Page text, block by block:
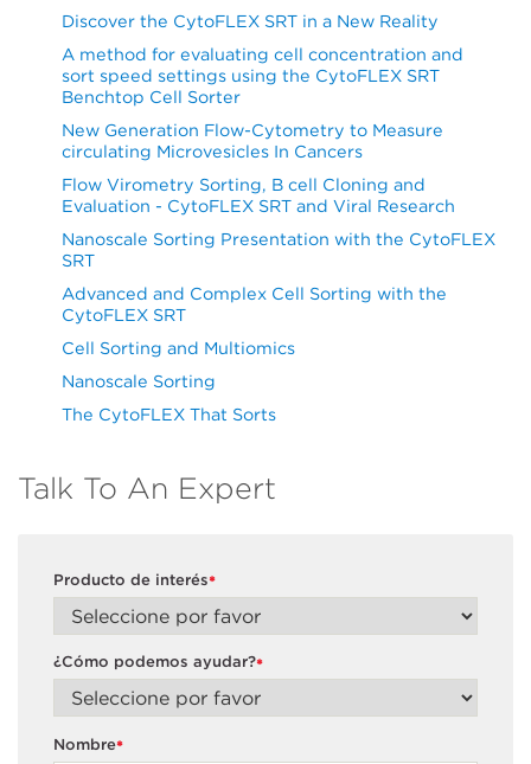
Discover the CytoFLEX SRT in a New Reality
A method for evaluating cell concentration and
sort speed settings using the CytoFLEX SRT
Benchtop Cell Sorter
New Generation Flow-Cytometry to Measure
circulating Microvesicles In Cancers
Flow Virometry Sorting, B cell Cloning and
Evaluation - CytoFLEX SRT and Viral Research
Nanoscale Sorting Presentation with the CytoFLEX
SRT
Advanced and Complex Cell Sorting with the
CytoFLEX SRT
Cell Sorting and Multiomics
Nanoscale Sorting
The CytoFLEX That Sorts
Talk To An Expert
*
Producto de interés
*
¿Cómo podemos ayudar?
*
Nombre